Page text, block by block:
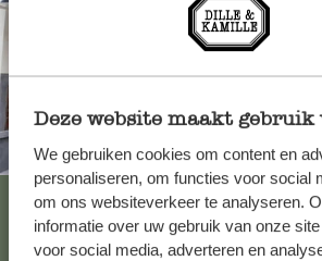
Deze website maakt gebruik
We gebruiken cookies om content en
personaliseren, om functies voor social
om ons websiteverkeer te analyseren.
informatie over uw gebruik van onze
voor social media, adverteren en
Altijd in de buurt
Bekijk alle 62 winkels